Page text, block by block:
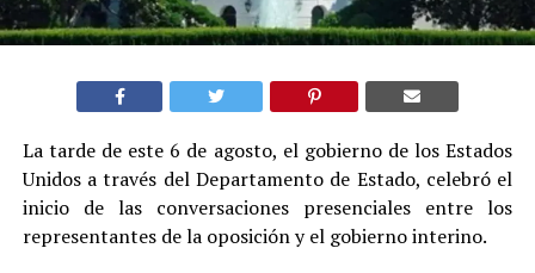
La tarde de este 6 de agosto, el gobierno de los Estados
Unidos a través del Departamento de Estado, celebró el
inicio de las conversaciones presenciales entre los
representantes de la oposición y el gobierno interino.